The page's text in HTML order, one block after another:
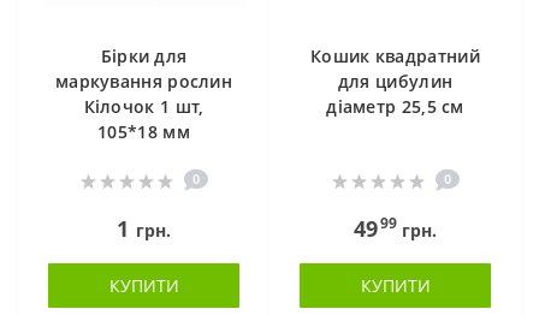
Бірки для
маркування рослин
Кілочок 1 шт,
105*18 мм
0
1 грн.
КУПИТИ
Кошик квадратний
для цибулин
діаметр 25,5 см
0
4999 грн.
КУПИТИ